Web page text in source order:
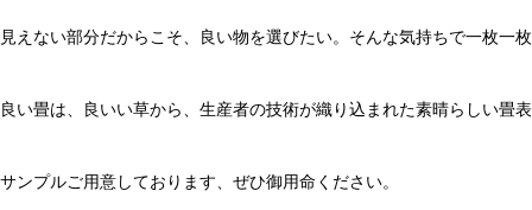
見えない部分だからこそ、良い物を選びたい。そんな気持ちで一枚一
良い畳は、良いい草から、生産者の技術が織り込まれた素晴らしい畳
サンプルご用意しております、ぜひ御用命ください。